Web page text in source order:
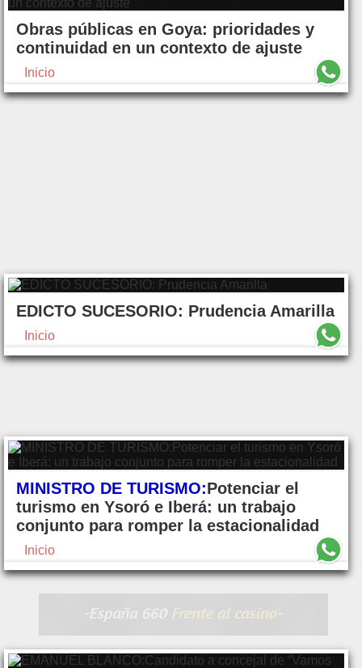
Obras públicas en Goya: prioridades y
continuidad en un contexto de ajuste
Inicio
EDICTО SUCESORIO: Prudencia Amarilla
Inicio
MINISTRO DE TURISMO:Potenciar el
turismo en Ysoró e Iberá: un trabajo
conjunto para romper la estacionalidad
Inicio